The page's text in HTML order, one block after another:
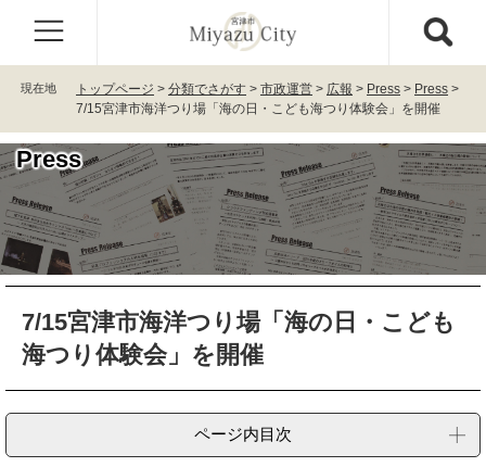
で
す
。
ば
し
て
本
文
へ
現在地 トップページ > 分類でさがす > 市政運営 > 広報 > Press > Press >
7/15宮津市海洋つり場「海の日・こども海つり体験会」を開催
Press
7/15宮津市海洋つり場「海の日・こども
海つり体験会」を開催
ページ内目次